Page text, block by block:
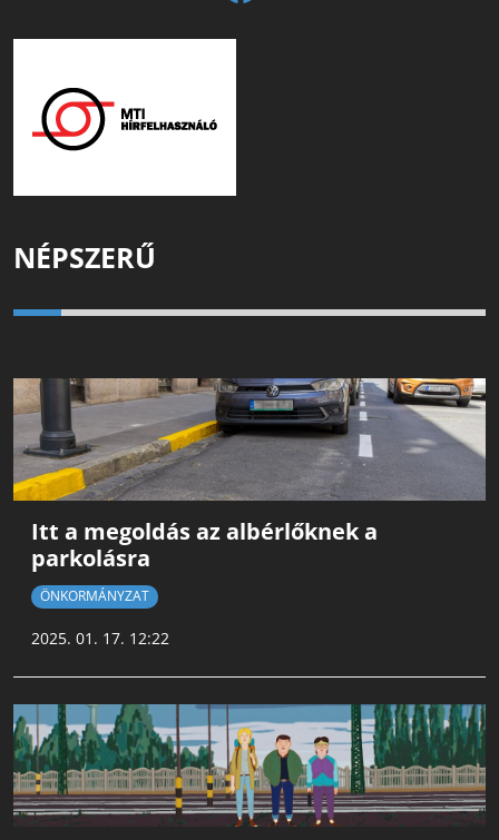
NÉPSZERŰ
Itt a megoldás az albérlőknek a
parkolásra
ÖNKORMÁNYZAT
2025. 01. 17. 12:22